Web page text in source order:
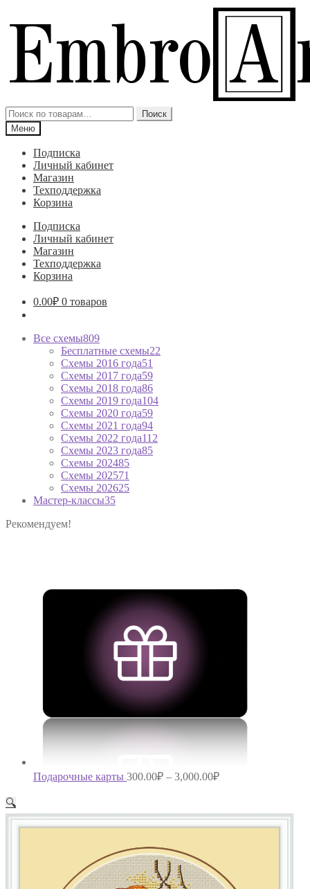
к
навигации
к
содержимому
Искать:
Поиск
Меню
Подписка
Личный кабинет
Магазин
Техподдержка
Корзина
Подписка
Личный кабинет
Магазин
Техподдержка
Корзина
0.00₽ 0 товаров
Все схемы809
Бесплатные схемы22
Схемы 2016 года51
Схемы 2017 года59
Схемы 2018 года86
Схемы 2019 года104
Схемы 2020 года59
Схемы 2021 года94
Схемы 2022 года112
Схемы 2023 года85
Схемы 202485
Схемы 202571
Схемы 202625
Мастер-классы35
Рекомендуем!
Подарочные карты 300.00₽ – 3,000.00₽
🔍